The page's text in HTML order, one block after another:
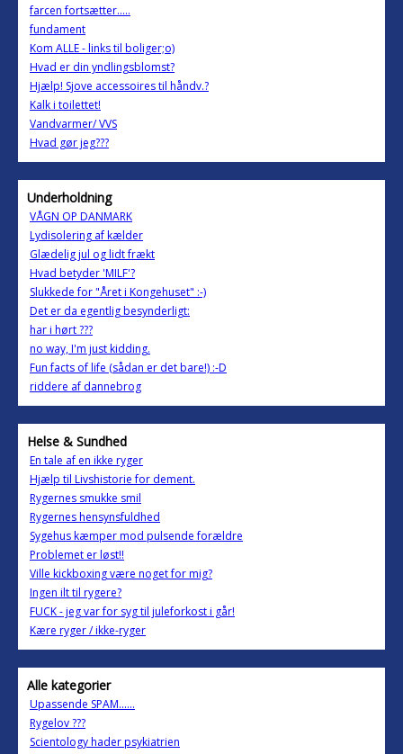
farcen fortsætter.....
fundament
Kom ALLE - links til boliger;o)
Hvad er din yndlingsblomst?
Hjælp! Sjove accessoires til håndv.?
Kalk i toilettet!
Vandvarmer/ VVS
Hvad gør jeg???
Underholdning
VÅGN OP DANMARK
Lydisolering af kælder
Glædelig jul og lidt frækt
Hvad betyder 'MILF'?
Slukkede for "Året i Kongehuset" :-)
Det er da egentlig besynderligt:
har i hørt ???
no way, I'm just kidding.
Fun facts of life (sådan er det bare!) :-D
riddere af dannebrog
Helse & Sundhed
En tale af en ikke ryger
Hjælp til Livshistorie for dement.
Rygernes smukke smil
Rygernes hensynsfuldhed
Sygehus kæmper mod pulsende forældre
Problemet er løst!!
Ville kickboxing være noget for mig?
Ingen ilt til rygere?
FUCK - jeg var for syg til juleforkost i går!
Kære ryger / ikke-ryger
Alle kategorier
Upassende SPAM......
Rygelov ???
Scientology hader psykiatrien